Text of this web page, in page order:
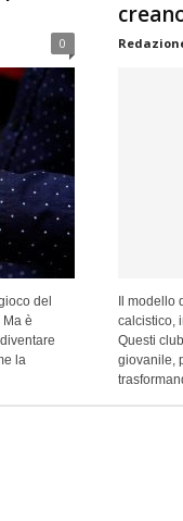
0
del
è
la
Il modello
calcistico,
Questi
giovanile,